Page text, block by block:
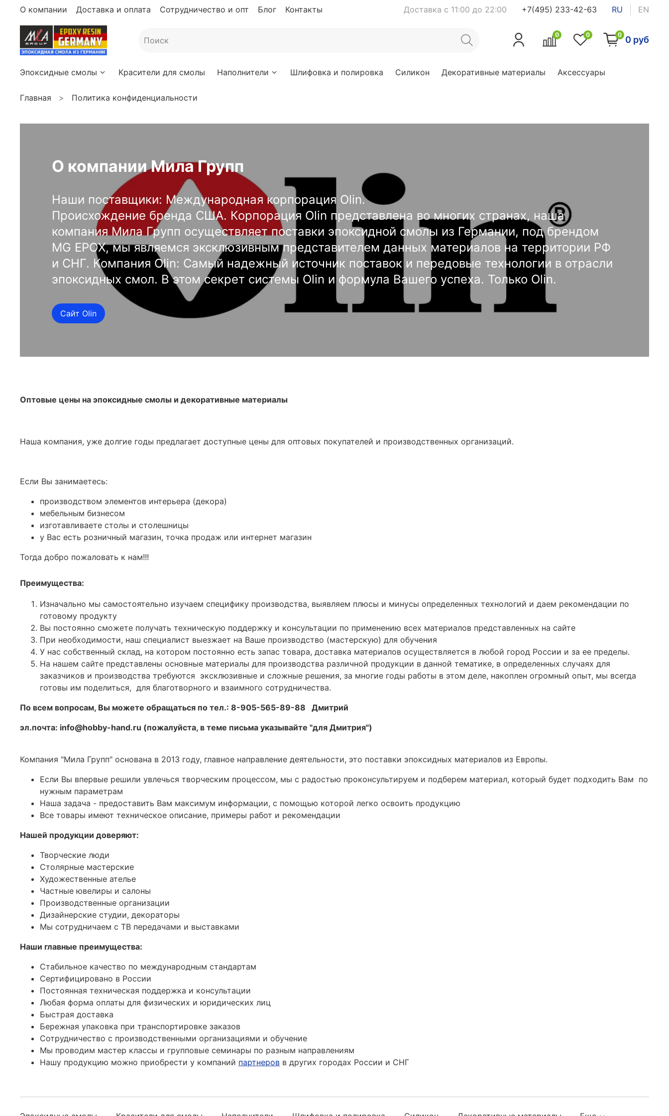
О компании Доставка и оплата Сотрудничество и опт Блог Контакты Доставка с 11:00 до 22:00 +7(495) 233-42-63 RU EN
0 0 0 0 руб
Эпоксидные смолы Красители для смолы Наполнители Шлифовка и полировка Силикон Декоративные материалы Аксессуары
Главная Политика конфиденциальности
О компании Мила Групп
Наши поставщики: Международная корпорация Olin.
Происхождение бренда США. Корпорация Olin представлена во многих странах, наша
компания Мила Групп осуществляет поставки эпоксидной смолы из Германии, под брендом
MG EPOX, мы являемся эксклюзивным представителем данных материалов на территории РФ
и СНГ. Компания Olin: Самый надежный источник поставок и передовые технологии в отрасли
эпоксидных смол. В этом секрет системы Olin и формула Вашего успеха. Только Olin.
Сайт Olin
Оптовые цены на эпоксидные смолы и декоративные материалы
Наша компания, уже долгие годы предлагает доступные цены для оптовых покупателей и производственных организаций.
Если Вы занимаетесь:
производством элементов интерьера (декора)
мебельным бизнесом
изготавливаете столы и столешницы
у Вас есть розничный магазин, точка продаж или интернет магазин
Тогда добро пожаловать к нам!!!
Преимущества:
Изначально мы самостоятельно изучаем специфику производства, выявляем плюсы и минусы определенных технологий и даем рекомендации по
готовому продукту
Вы постоянно сможете получать техническую поддержку и консультации по применению всех материалов представленных на сайте
При необходимости, наш специалист выезжает на Ваше производство (мастерскую) для обучения
У нас собственный склад, на котором постоянно есть запас товара, доставка материалов осуществляется в любой город России и за ее пределы.
На нашем сайте представлены основные материалы для производства различной продукции в данной тематике, в определенных случаях для
заказчиков и производства требуются эксклюзивные и сложные решения, за многие годы работы в этом деле, накоплен огромный опыт, мы всегда
готовы им поделиться, для благотворного и взаимного сотрудничества.
По всем вопросам, Вы можете обращаться по тел.: 8-905-565-89-88 Дмитрий
эл.почта: info@hobby-hand.ru (пожалуйста, в теме письма указывайте "для Дмитрия")
Компания "Мила Групп" основана в 2013 году, главное направление деятельности, это поставки эпоксидных материалов из Европы.
Если Вы впервые решили увлечься творческим процессом, мы с радостью проконсультируем и подберем материал, который будет подходить Вам по
нужным параметрам
Наша задача - предоставить Вам максимум информации, с помощью которой легко освоить продукцию
Все товары имеют техническое описание, примеры работ и рекомендации
Нашей продукции доверяют:
Творческие люди
Столярные мастерские
Художественные ателье
Частные ювелиры и салоны
Производственные организации
Дизайнерские студии, декораторы
Мы сотрудничаем с ТВ передачами и выставками
Наши главные преимущества:
Стабильное качество по международным стандартам
Сертифицировано в России
Постоянная техническая поддержка и консультации
Любая форма оплаты для физических и юридических лиц
Быстрая доставка
Бережная упаковка при транспортировке заказов
Сотрудничество с производственными организациями и обучение
Мы проводим мастер классы и групповые семинары по разным направлениям
Нашу продукцию можно приобрести у компаний партнеров в других городах России и СНГ